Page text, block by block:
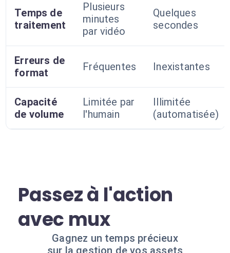
Temps de
traitement
Plusieurs
minutes
par vidéo
Quelques
secondes
Erreurs de
format
Fréquentes Inexistantes
Capacité
de volume
Limitée par
l'humain
Illimitée
(automatisée)
Passez à l'action
avec mux
Gagnez un temps précieux
sur la gestion de vos assets